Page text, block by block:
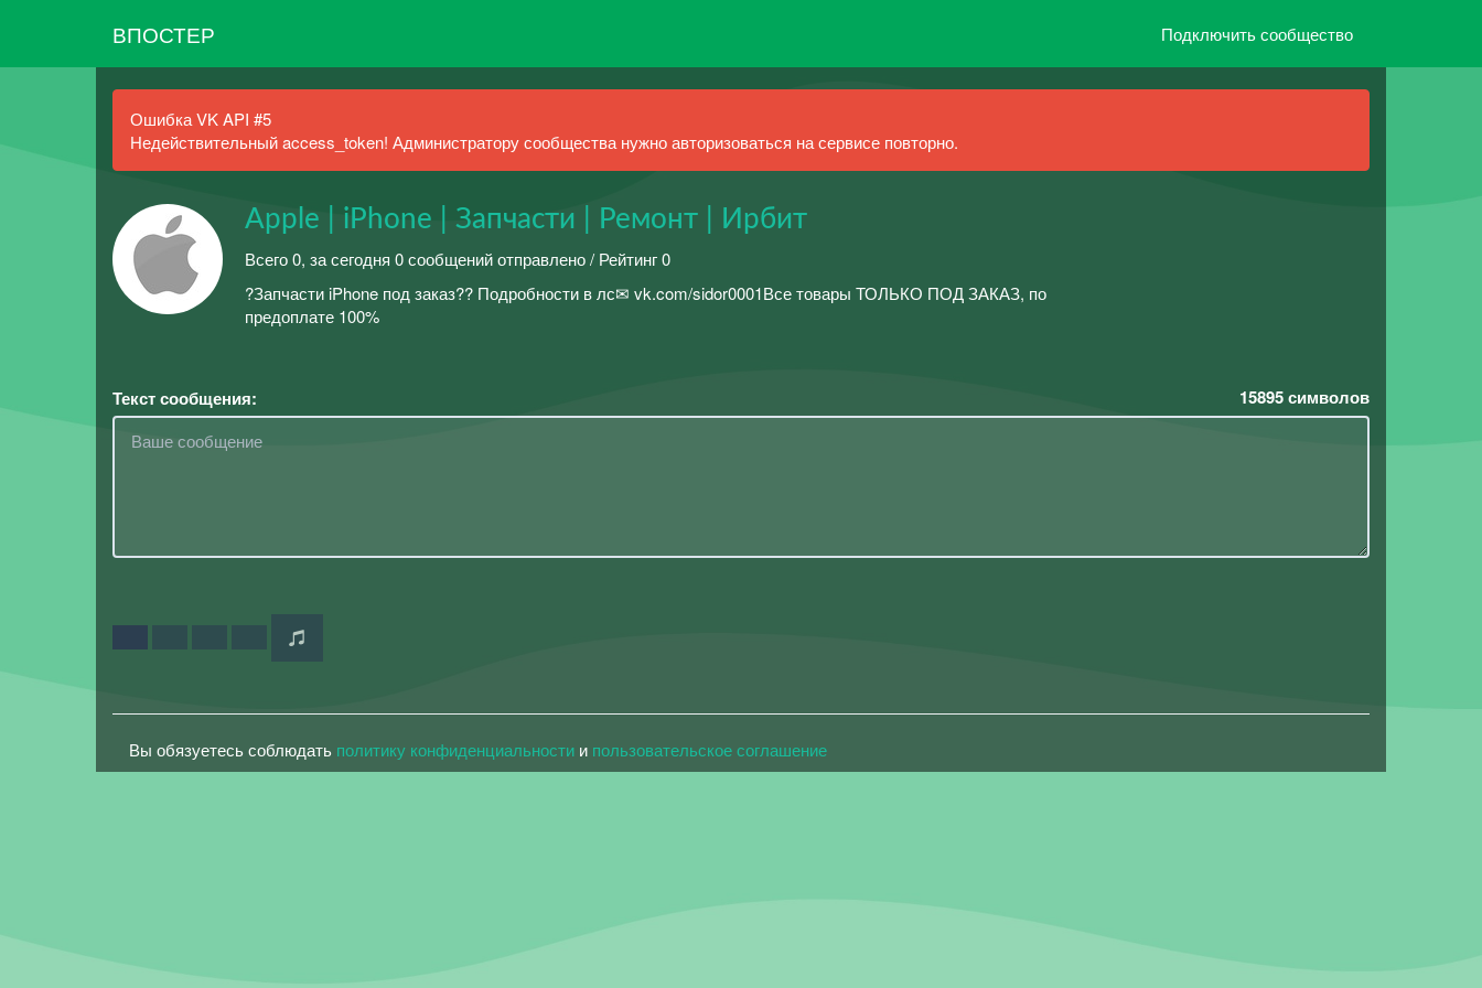
ВПОСТЕР Подключить сообщество
Ошибка VK API #5
Недействительный access_token! Администратору сообщества нужно авторизоваться на сервисе повторно.
Apple | iPhone | Запчасти | Ремонт | Ирбит
Всего 0, за сегодня 0 сообщений отправлено / Рейтинг 0
?Запчасти iPhone под заказ?? Подробности в лс✉ vk.com/sidor0001Все товары ТОЛЬКО ПОД ЗАКАЗ, по
предоплате 100%
Текст сообщения: 15895символов
Вы обязуетесь соблюдать политику конфиденциальности и пользовательское соглашение